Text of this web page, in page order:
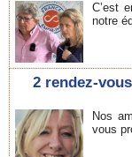
C’est
notre
2 rendez-
Nos
vous